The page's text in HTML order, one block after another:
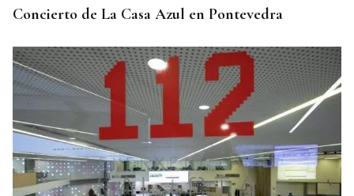
Concierto de La Casa Azul en Pontevedra